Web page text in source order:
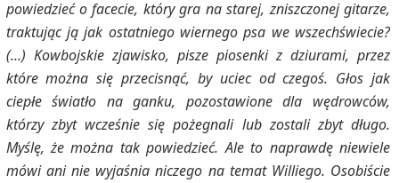
powiedzieć o facecie, który gra na starej, zniszczonej gitarze,
traktując ją jak ostatniego wiernego psa we wszechświecie?
(...) Kowbojskie zjawisko, pisze piosenki z dziurami, przez
które można się przecisnąć, by uciec od czegoś. Głos jak
ciepłe światło na ganku, pozostawione dla wędrowców,
którzy zbyt wcześnie się pożegnali lub zostali zbyt długo.
Myślę, że można tak powiedzieć. Ale to naprawdę niewiele
mówi ani nie wyjaśnia niczego na temat Williego. Osobiście